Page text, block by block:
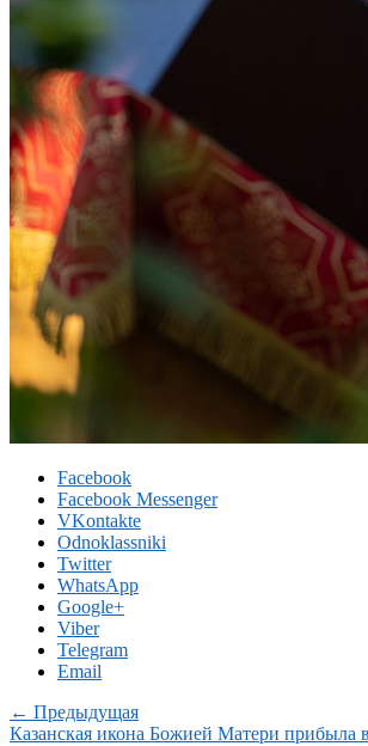
Facebook
Facebook Messenger
VKontakte
Odnoklassniki
Twitter
WhatsApp
Google+
Viber
Telegram
Email
← Предыдущая
Казанская икона Божией Матери прибыла